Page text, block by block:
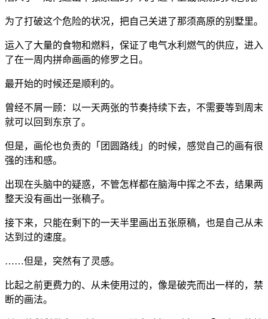
为了打破这个危险的状况，把自己关进了那须高原的别墅里。
运入了大量的食物和燃料，保证了电气水利燃气的供应，进入
了在一周内拼命画画的修罗之日。
最开始的时候还是顺利的。
曾经不屑一顾：以一天两张的节奏持续下去，不需要等到周末
就可以回到东京了。
但是，画伦也负责的「团圆路线」的时候，感觉自己的画有很
强的违和感。
出现在头脑中的疑惑，不管怎样都在脑海中挥之不去，结果两
整天没有画出一张稿子。
接下来，只能在剩下的一天半里画出五张原稿，也是自己从未
达到过的速度。
……但是，突然有了灵感。
比起之前更费力的、从未使用过的，像是破壳而出一样的，禁
断的画法。